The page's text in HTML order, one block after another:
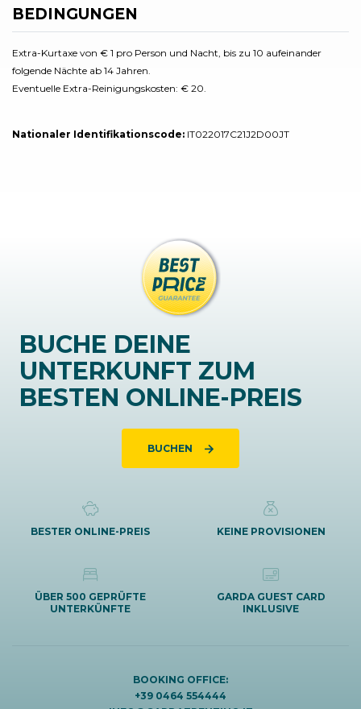
BEDINGUNGEN
Extra-Kurtaxe von € 1 pro Person und Nacht, bis zu 10 aufeinander
folgende Nächte ab 14 Jahren.
Eventuelle Extra-Reinigungskosten: € 20.
Nationaler Identifikationscode: IT022017C21J2D00JT
BUCHE DEINE
UNTERKUNFT ZUM
BESTEN ONLINE-PREIS
BUCHEN
BESTER ONLINE-PREIS KEINE PROVISIONEN
ÜBER 500 GEPRÜFTE
UNTERKÜNFTE
GARDA GUEST CARD
INKLUSIVE
BOOKING OFFICE:
+39 0464 554444